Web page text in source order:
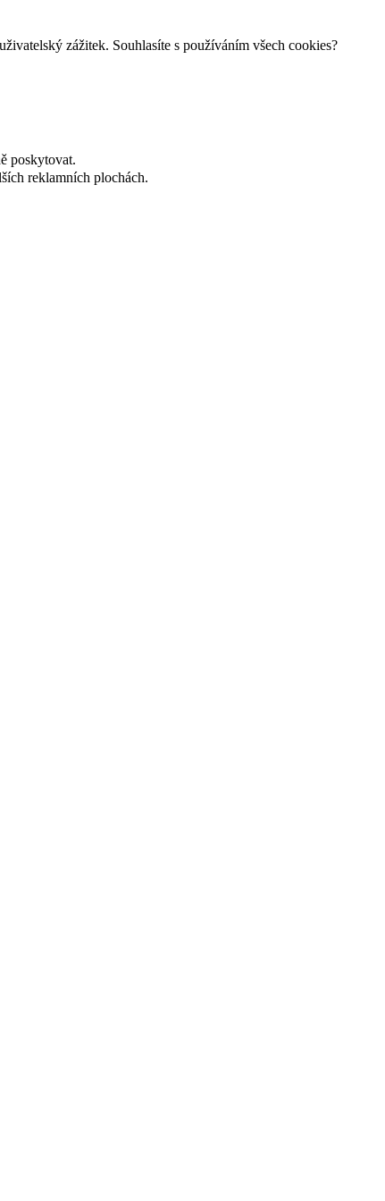
zážitek. Souhlasíte s používáním všech cookies?
poskytovat.
reklamních plochách.